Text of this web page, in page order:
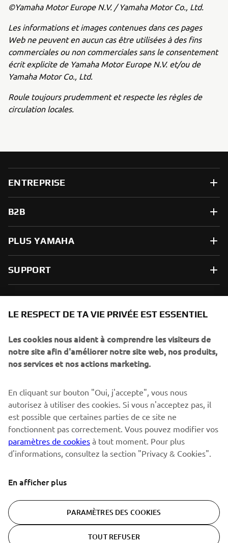
©Yamaha Motor Europe N.V. / Yamaha Motor Co., Ltd.
Les informations et images contenues dans ces pages
Web ne peuvent en aucun cas être utilisées à des fins
commerciales ou non commerciales sans le consentement
écrit explicite de Yamaha Motor Europe N.V. et/ou de
Yamaha Motor Co., Ltd.
Roule toujours prudemment et respecte les règles de
circulation locales.
ENTREPRISE
B2B
PLUS YAMAHA
SUPPORT
spéciaux, les lancements de produits, etc.
S'ABONNER
Lisez notre politique de confidentialité pour savoir comment
nous traitons vos données personnelles : Politique de
Confidentialité
© Copyright - 2026 Yamaha Motor Europe N.V. - All Rights
Reserved
LE RESPECT DE TA VIE PRIVÉE EST ESSENTIEL
Les cookies nous aident à comprendre les visiteurs de
notre site afin d'améliorer notre site web, nos produits,
nos services et nos actions marketing.
En cliquant sur bouton "Oui, j'accepte", vous nous
autorisez à utiliser des cookies. Si vous n'acceptez pas, il
est possible que certaines parties de ce site ne
fonctionnent pas correctement. Vous pouvez modifier vos
paramètres de cookies à tout moment. Pour plus
d'informations, consultez la section "Privacy & Cookies".
En afficher plus
PARAMÈTRES DES COOKIES
TOUT REFUSER